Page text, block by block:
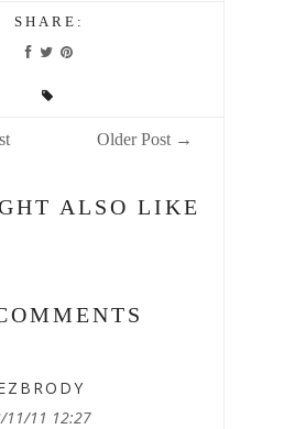
SHARE:
Older Post →
ALSO LIKE
11/11 12:27